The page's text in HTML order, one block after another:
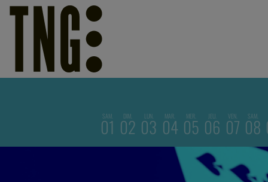
SAM.
01 DIM.
02 LUN.
03 MAR.
04 MER.
05 JEU.
06 VEN.
07 SAM.
08